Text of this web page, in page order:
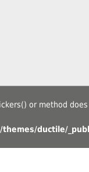
or method does
ductile/